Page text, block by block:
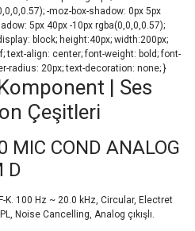
-moz-box-shadow: 0px 5px
5px 40px -10px rgba(0,0,0,0.57);
block; height:40px; width:200px;
text-align: center; font-weight: bold; font-
radius: 20px; text-decoration: none; }
| Ses
Çeşitleri
MIC COND ANALOG
D
K. 100 Hz ~ 20.0 kHz, Circular, Electret
Noise Cancelling, Analog çıkışlı.